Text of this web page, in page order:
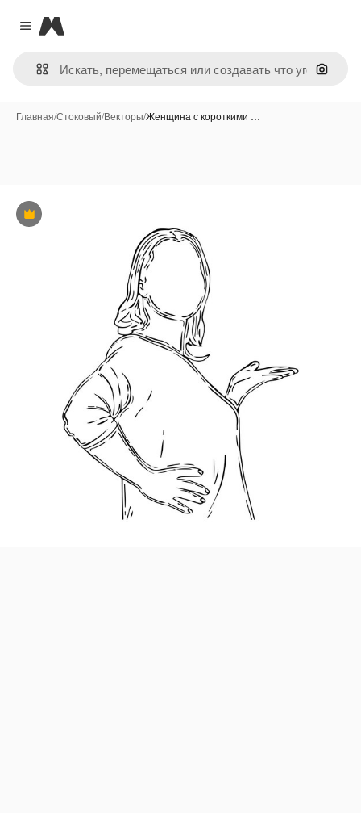
Close menu
Magnific
Поиск
Главная/Стоковый/Векторы/Женщина с короткими …
Премиум